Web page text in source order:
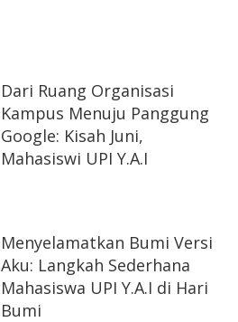
Dari Ruang Organisasi
Kampus Menuju Panggung
Google: Kisah Juni,
Mahasiswi UPI Y.A.I
Menyelamatkan Bumi Versi
Aku: Langkah Sederhana
Mahasiswa UPI Y.A.I di Hari
Bumi